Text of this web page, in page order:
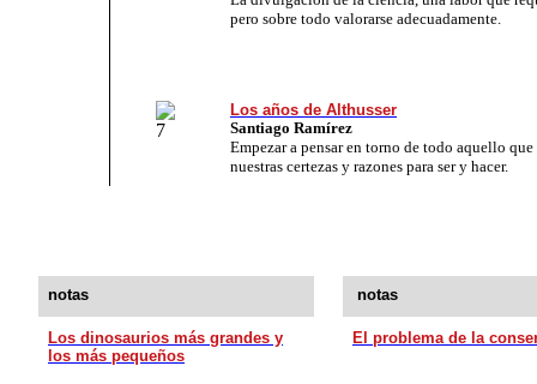
pero sobre todo valorarse adecuadamente.
Los años de Althusser
Santiago Ramírez
Empezar a pensar en torno de todo aquello
nuestras certezas y razones para ser y hacer.
notas notas
Los dinosaurios más grandes y
los más pequeños
El problema de la